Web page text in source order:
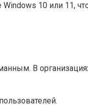
10 или 11,
В